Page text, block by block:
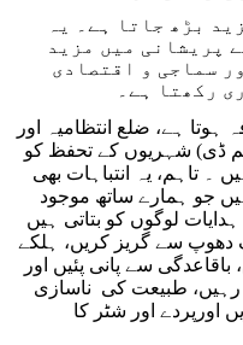
بڑھ جاتا ہے۔ یہ
پریشانی میں مزید
سماجی و اقتصادی
رکھتا ہے۔
ہے، ضلع انتظامیہ اور
ڈی) شہریوں کے تحفظ کو
۔ تاہم، یہ انتباہات بھی
جو ہمارے ساتھ موجود
لوگوں کو بتاتی ہیں
بجے سے 3:00 بجے تک دھوپ سے گریز کریں، ہلکے
سے پانی پئیں اور
رہیں، طبیعت کی ناسازی
اورپردے اور شٹر کا